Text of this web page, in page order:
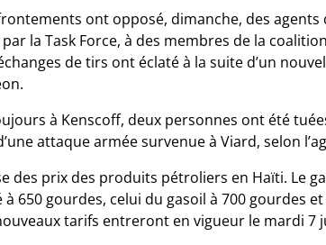
ont opposé, dimanche, des agents
la Task Force, à des membres de la
de tirs ont éclaté à la suite d’un
à Kenscoff, deux personnes ont été
attaque armée survenue à Viard, selon
des prix des produits pétroliers en Haïti. Le
650 gourdes, celui du gasoil à 700 gourdes
tarifs entreront en vigueur le mardi 7